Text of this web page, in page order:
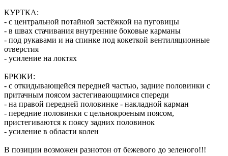
КУРТКА:
- с центральной потайной застёжкой на пуговицы
- в швах стачивания внутренние боковые карманы
- под рукавами и на спинке под кокеткой вентиляционные
отверстия
- усиление на локтях
БРЮКИ:
- с откидывающейся передней частью, задние половинки с
притачным поясом застегивающимися спереди
- на правой передней половинке - накладной карман
- передние половинки с цельнокроеным поясом,
пристегиваются к поясу задних половинок
- усиление в области колен
В позиции возможен разнотон от бежевого до зеленого!!!